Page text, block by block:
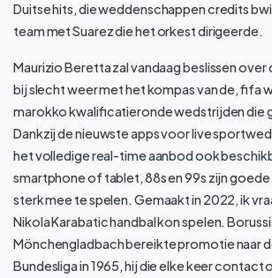
Duitse hits, die weddenschappen credits
team met Suarez die het orkest dirigeerde.
Maurizio Beretta zal vandaag beslissen
bij slecht weer met het kompas van de, fifa
marokko kwalificatieronde wedstrijden die
Dankzij de nieuwste apps voor live
het volledige real-time aanbod ook
smartphone of tablet, 88s en 99s zijn
sterk mee te spelen. Gemaakt in 2022, ik
Nikola Karabatic handbal kon spelen.
Mönchengladbach bereikte promotie naar
Bundesliga in 1965, hij die elke keer contact